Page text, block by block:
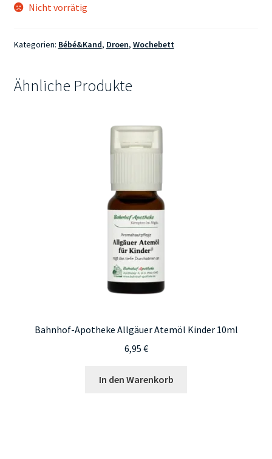
Nicht vorrätig
Kategorien: Bébé&Kand, Droen, Wochebett
Ähnliche Produkte
Bahnhof-Apotheke Allgäuer Atemöl Kinder 10ml
6,95 €
In den Warenkorb